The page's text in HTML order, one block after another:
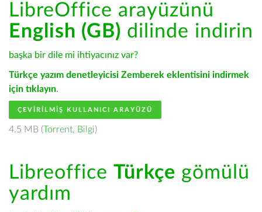
LibreOffice arayüzünü
English (GB) dilinde indirin
başka bir dile mi ihtiyacınız var?
Türkçe yazım denetleyicisi Zemberek eklentisini indirmek
için tıklayın.
ÇEVIRILMIŞ KULLANICI ARAYÜZÜ
4.5 MB (Torrent, Bilgi)
Libreoffice Türkçe gömülü
yardım